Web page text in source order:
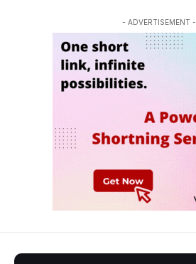
- ADVERTISEMENT -